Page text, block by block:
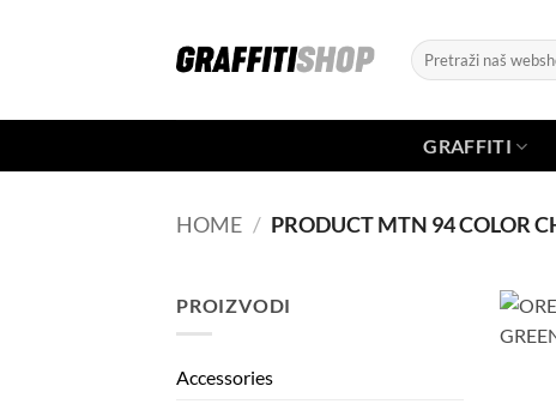
Search
for:
GRAFFITI
HOME / PRODUCT MTN 94 COLOR
PROIZVODI
Accessories